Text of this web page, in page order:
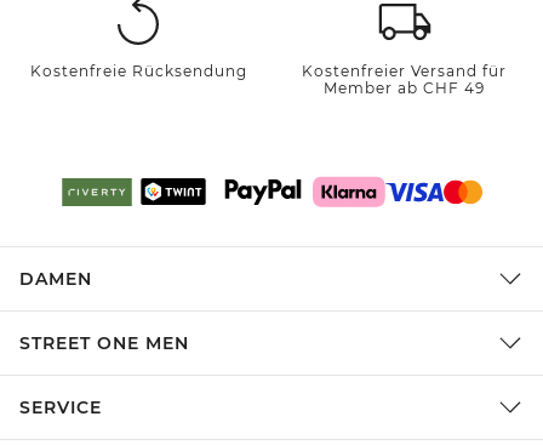
Kostenfreie Rücksendung
Kostenfreier Versand für
Member ab CHF 49
DAMEN
STREET ONE MEN
SERVICE